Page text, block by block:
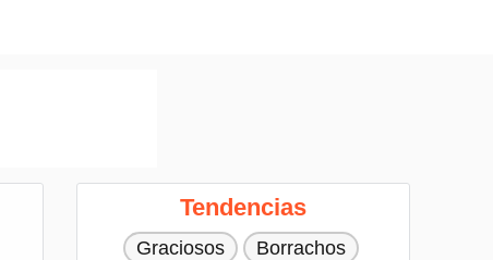
Tendencias
Graciosos
Borrachos